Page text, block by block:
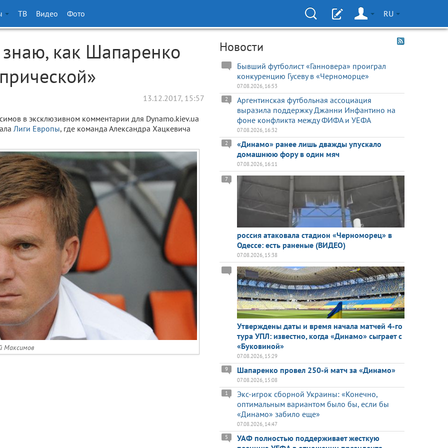
ТВ Видео Фото RU
как Шапаренко
13.12.2017, 15:57
в эксклюзивном комментарии для Dynamo.kiev.ua
Лиги Европы, где команда Александра Хацкевича
Максимов
Новости
Бывший футболист «Ганновера» проиграл
конкуренцию Гусеву в «Черноморце»
07.08.2026, 16:53
Аргентинская футбольная ассоциация
выразила поддержку Джанни Инфантино на
фоне конфликта между ФИФА и УЕФА
2
07.08.2026, 16:32
«Динамо» ранее лишь дважды упускало
домашнюю фору в один мяч
2
07.08.2026, 16:11
россия атаковала стадион «Черноморец» в
Одессе: есть раненые (ВИДЕО)
7
07.08.2026, 15:38
Утверждены даты и время начала матчей 4-го
тура УПЛ: известно, когда «Динамо» сыграет с
«Буковиной»
07.08.2026, 15:29
Шапаренко провел 250-й матч за «Динамо»
9
07.08.2026, 15:08
Экс-игрок сборной Украины: «Конечно,
оптимальным вариантом было бы, если бы
«Динамо» забило еще»
1
07.08.2026, 14:47
УАФ полностью поддерживает жесткую
5